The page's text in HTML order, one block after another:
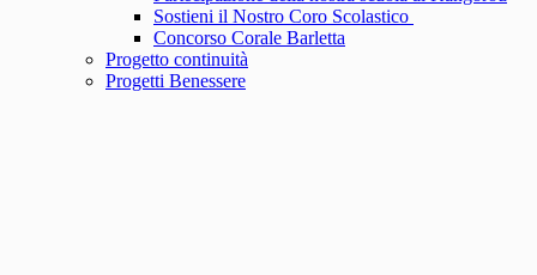
Sostieni il Nostro Coro Scolastico
Concorso Corale Barletta
Progetto continuità
Progetti Benessere